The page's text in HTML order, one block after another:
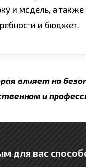
и модель, а
и бюджет.
влияет на
и
для вас